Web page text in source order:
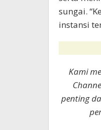
sungai.
instansi
Kami
penting